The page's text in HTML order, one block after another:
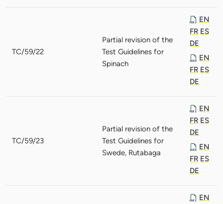
TC/59/22
Partial revision of the
Test Guidelines for
Spinach
EN
FR ES
DE
EN
FR ES
DE
TC/59/23
Partial revision of the
Test Guidelines for
Swede, Rutabaga
EN
FR ES
DE
EN
FR ES
DE
EN